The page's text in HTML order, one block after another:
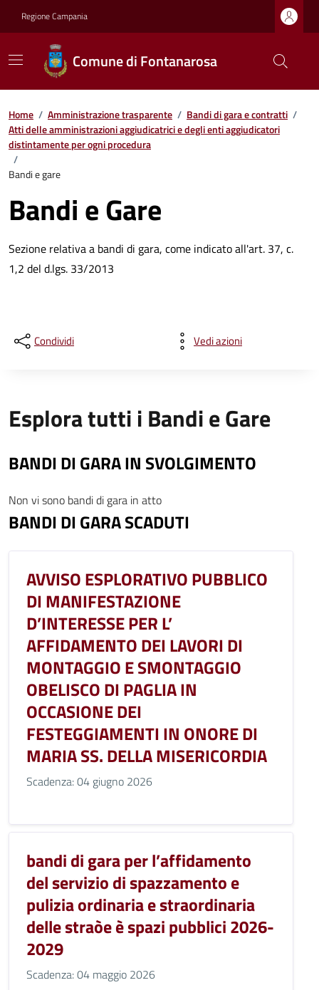
Regione Campania
Comune di Fontanarosa
Home / Amministrazione trasparente / Bandi di gara e contratti /
Atti delle amministrazioni aggiudicatrici e degli enti aggiudicatori
distintamente per ogni procedura
/
Bandi e gare
Bandi e Gare
Sezione relativa a bandi di gara, come indicato all'art. 37, c.
1,2 del d.lgs. 33/2013
Condividi Vedi azioni
Esplora tutti i Bandi e Gare
BANDI DI GARA IN SVOLGIMENTO
Non vi sono bandi di gara in atto
BANDI DI GARA SCADUTI
AVVISO ESPLORATIVO PUBBLICO
DI MANIFESTAZIONE
D’INTERESSE PER L’
AFFIDAMENTO DEI LAVORI DI
MONTAGGIO E SMONTAGGIO
OBELISCO DI PAGLIA IN
OCCASIONE DEI
FESTEGGIAMENTI IN ONORE DI
MARIA SS. DELLA MISERICORDIA
Scadenza: 04 giugno 2026
bandi di gara per l’affidamento
del servizio di spazzamento e
pulizia ordinaria e straordinaria
delle straòe è spazi pubblici 2026-
2029
Scadenza: 04 maggio 2026